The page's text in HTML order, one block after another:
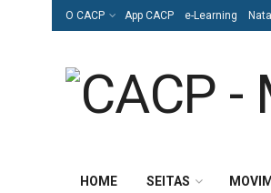
O CACP App CACP e-Learning
HOME SEITAS